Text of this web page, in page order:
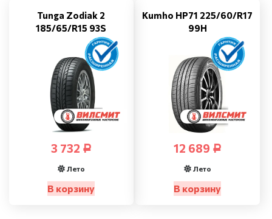
Tunga Zodiak 2
185/65/R15 93S
3 732 Р
Лето
В корзину
Kumho HP71 225/60/R17
99H
12 689 Р
Лето
В корзину